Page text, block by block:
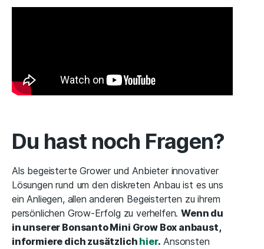
Du hast noch Fragen?
Als begeisterte Grower und Anbieter innovativer
Lösungen rund um den diskreten Anbau ist es uns
ein Anliegen, allen anderen Begeisterten zu ihrem
persönlichen Grow-Erfolg zu verhelfen.Wenn du
in unserer Bonsanto Mini Grow Box anbaust,
informiere dich zusätzlich hier. Ansonsten